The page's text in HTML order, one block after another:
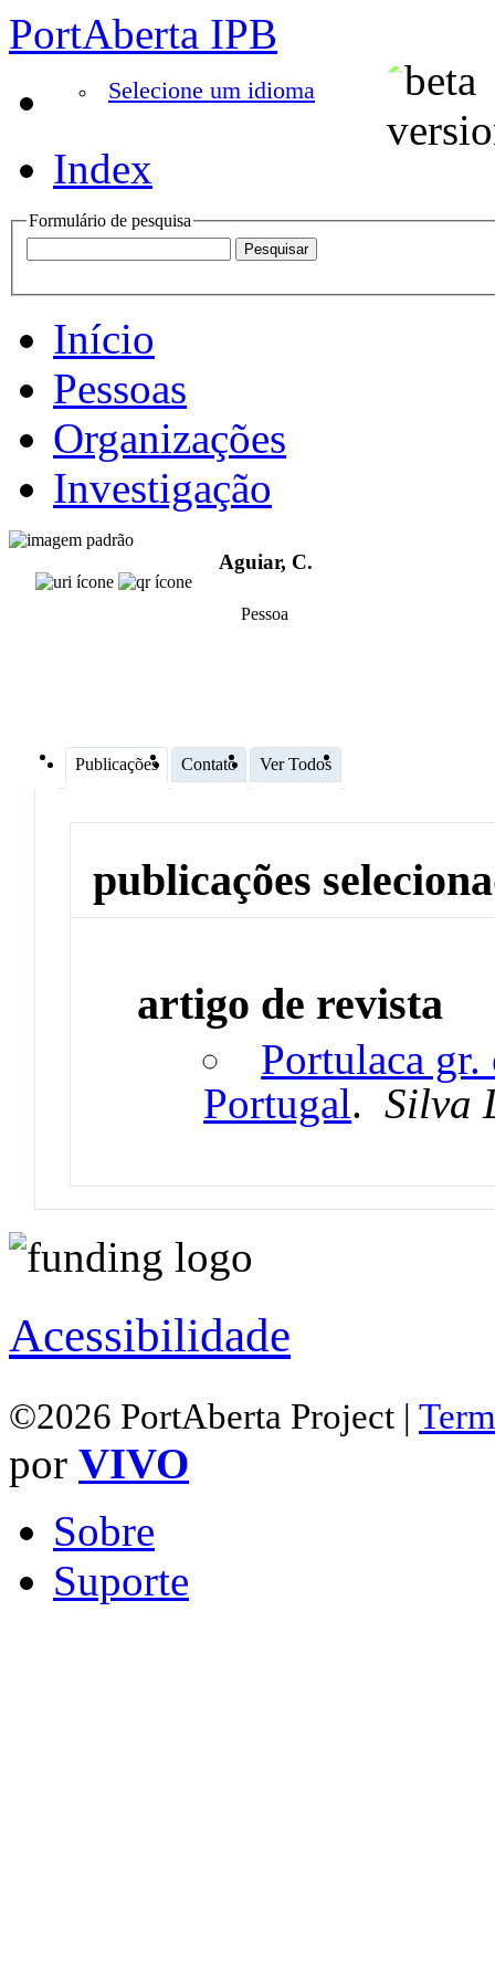
PortAberta IPB
Selecione um idioma
Index
Formulário de pesquisa
Início
Pessoas
Organizações
Investigação
Aguiar, C.
Pessoa
Publicações Contato Ver Todos
publicações
artigo de revista
Portulaca
Portugal.Silva
Acessibilidade
©2026 PortAberta Project |
por VIVO
Sobre
Suporte